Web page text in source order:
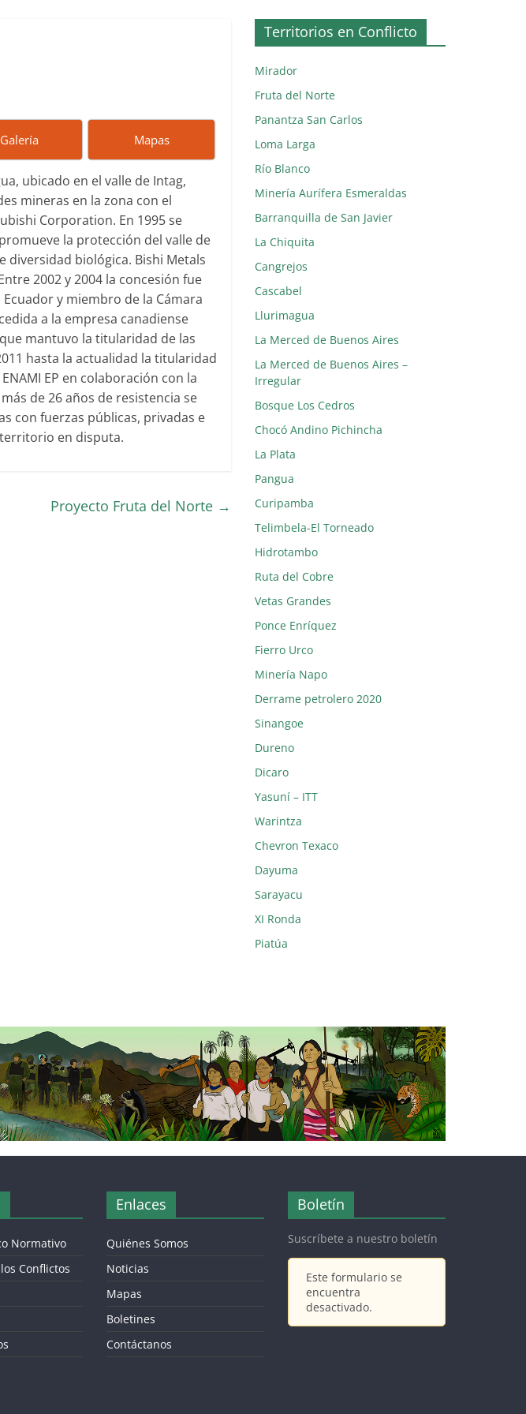
Galería Mapas
ubicado en el valle de Intag,
mineras en la zona con el
Corporation. En 1995 se
la protección del valle de
biológica. Bishi Metals
2002 y 2004 la concesión fue
y miembro de la Cámara
a la empresa canadiense
mantuvo la titularidad de las
hasta la actualidad la titularidad
EP en colaboración con la
de 26 años de resistencia se
con fuerzas públicas, privadas e
en disputa.
Proyecto Fruta del Norte →
Territorios en Conflicto
Mirador
Fruta del Norte
Panantza San Carlos
Loma Larga
Río Blanco
Minería Aurífera Esmeraldas
Barranquilla de San Javier
La Chiquita
Cangrejos
Cascabel
Llurimagua
La Merced de Buenos Aires
La Merced de Buenos Aires –
Irregular
Bosque Los Cedros
Chocó Andino Pichincha
La Plata
Pangua
Curipamba
Telimbela-El Torneado
Hidrotambo
Ruta del Cobre
Vetas Grandes
Ponce Enríquez
Fierro Urco
Minería Napo
Derrame petrolero 2020
Sinangoe
Dureno
Dicaro
Yasuní – ITT
Warintza
Chevron Texaco
Dayuma
Sarayacu
XI Ronda
Piatúa
Normativo
Conflictos
Enlaces
Quiénes Somos
Noticias
Mapas
Boletines
Contáctanos
Boletín
Suscríbete a nuestro boletín
Este formulario se
encuentra
desactivado.